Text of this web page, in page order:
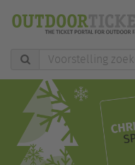
Voorstelling
zoeken